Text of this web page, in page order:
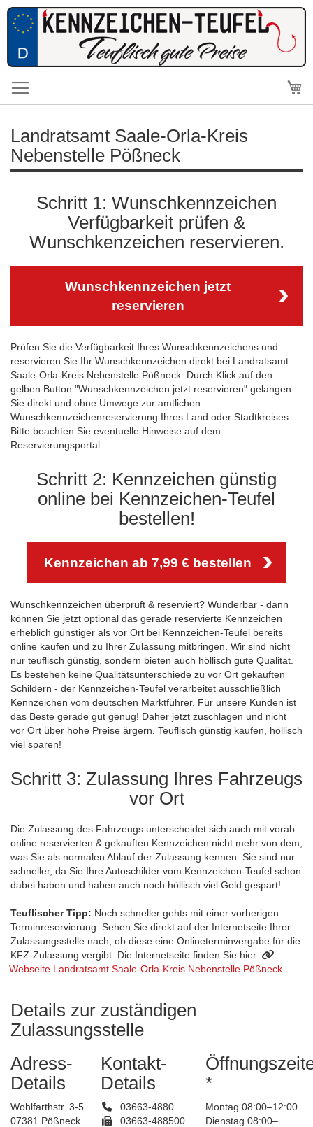
Landratsamt Saale-Orla-Kreis
Nebenstelle Pößneck
Schritt 1: Wunschkennzeichen
Verfügbarkeit prüfen &
Wunschkenzeichen reservieren.
Wunschkennzeichen jetzt
reservieren
Prüfen Sie die Verfügbarkeit Ihres Wunschkennzeichens und
reservieren Sie Ihr Wunschkennzeichen direkt bei Landratsamt
Saale-Orla-Kreis Nebenstelle Pößneck. Durch Klick auf den
gelben Button "Wunschkennzeichen jetzt reservieren" gelangen
Sie direkt und ohne Umwege zur amtlichen
Wunschkennzeichenreservierung Ihres Land oder Stadtkreises.
Bitte beachten Sie eventuelle Hinweise auf dem
Reservierungsportal.
Schritt 2: Kennzeichen günstig
online bei Kennzeichen-Teufel
bestellen!
Kennzeichen ab 7,99 € bestellen
Wunschkennzeichen überprüft & reserviert? Wunderbar - dann
können Sie jetzt optional das gerade reservierte Kennzeichen
erheblich günstiger als vor Ort bei Kennzeichen-Teufel bereits
online kaufen und zu Ihrer Zulassung mitbringen. Wir sind nicht
nur teuflisch günstig, sondern bieten auch höllisch gute Qualität.
Es bestehen keine Qualitätsunterschiede zu vor Ort gekauften
Schildern - der Kennzeichen-Teufel verarbeitet ausschließlich
Kennzeichen vom deutschen Marktführer. Für unsere Kunden ist
das Beste gerade gut genug! Daher jetzt zuschlagen und nicht
vor Ort über hohe Preise ärgern. Teuflisch günstig kaufen, höllisch
viel sparen!
Schritt 3: Zulassung Ihres Fahrzeugs
vor Ort
Die Zulassung des Fahrzeugs unterscheidet sich auch mit vorab
online reservierten & gekauften Kennzeichen nicht mehr von dem,
was Sie als normalen Ablauf der Zulassung kennen. Sie sind nur
schneller, da Sie Ihre Autoschilder vom Kennzeichen-Teufel schon
dabei haben und haben auch noch höllisch viel Geld gespart!
Teuflischer Tipp: Noch schneller gehts mit einer vorherigen
Terminreservierung. Sehen Sie direkt auf der Internetseite Ihrer
Zulassungsstelle nach, ob diese eine Onlineterminvergabe für die
KFZ-Zulassung vergibt. Die Internetseite finden Sie hier:
Webseite Landratsamt Saale-Orla-Kreis Nebenstelle Pößneck
Details zur zuständigen
Zulassungsstelle
Adress-
Details
Wohlfarthstr. 3-5
07381 Pößneck
Kontakt-
Details
03663-4880
03663-488500
*
Montag 08:00–12:00
Dienstag 08:00–